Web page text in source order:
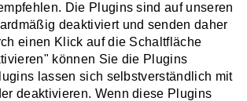
Die Plugins sind auf unseren
deaktiviert und senden daher
einen Klick auf die Schaltfläche
können Sie die Plugins
lassen sich selbstverständlich mit
deaktivieren. Wenn diese Plugins